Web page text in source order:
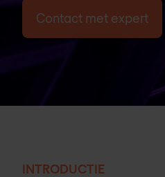
Contact met expert
INTRODUCTIE